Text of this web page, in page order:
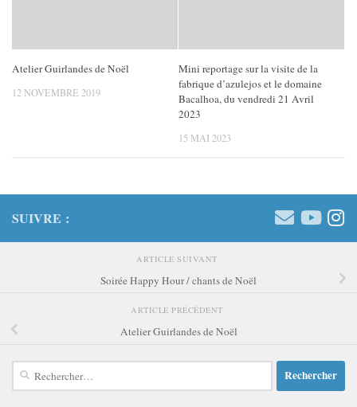
Atelier Guirlandes de Noël
12 NOVEMBRE 2019
Mini reportage sur la visite de la
fabrique d’azulejos et le domaine
Bacalhoa, du vendredi 21 Avril
2023
15 MAI 2023
SUIVRE :
ARTICLE SUIVANT
Soirée Happy Hour / chants de Noël
ARTICLE PRÉCÉDENT
Atelier Guirlandes de Noël
Rechercher :